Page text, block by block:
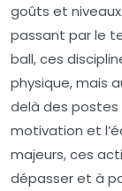
goûts et
passant par le
ball, ces
physique, mais
delà des postes
motivation et
majeurs, ces
dépasser et à